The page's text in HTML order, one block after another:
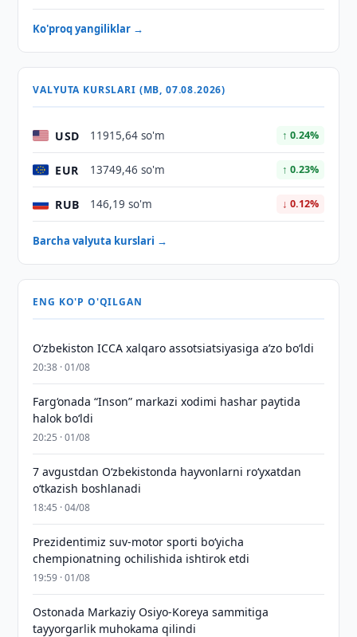
Ko'proq yangiliklar →
VALYUTA KURSLARI (MB, 07.08.2026)
USD 11915,64 so'm ↑ 0.24%
EUR 13749,46 so'm ↑ 0.23%
RUB 146,19 so'm ↓ 0.12%
Barcha valyuta kurslari →
ENG KO'P O'QILGAN
O‘zbekiston ICCA xalqaro assotsiatsiyasiga aʼzo bo‘ldi
20:38 · 01/08
Farg‘onada “Inson” markazi xodimi hashar paytida
halok bo‘ldi
20:25 · 01/08
7 avgustdan O‘zbekistonda hayvonlarni ro‘yxatdan
o‘tkazish boshlanadi
18:45 · 04/08
Prezidentimiz suv-motor sporti bo‘yicha
chempionatning ochilishida ishtirok etdi
19:59 · 01/08
Ostonada Markaziy Osiyo-Koreya sammitiga
tayyorgarlik muhokama qilindi